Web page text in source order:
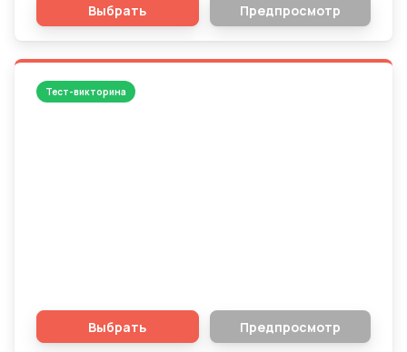
Выбрать Предпросмотр
Тест-викторина
Выбрать Предпросмотр